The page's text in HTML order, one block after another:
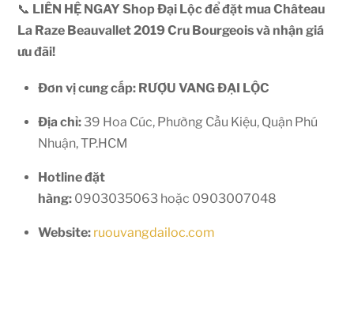
📞 LIÊN HỆ NGAY Shop Đại Lộc để đặt mua Château
La Raze Beauvallet 2019 Cru Bourgeois và nhận giá
ưu đãi!
Đơn vị cung cấp: RƯỢU VANG ĐẠI LỘC
Địa chỉ: 39 Hoa Cúc, Phường Cầu Kiệu, Quận Phú
Nhuận, TP.HCM
Hotline đặt
hàng: 0903035063 hoặc 0903007048
Website: ruouvangdailoc.com